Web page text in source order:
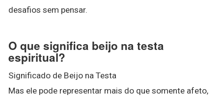
desafios sem pensar.
O que significa beijo na testa
espiritual?
Significado de Beijo na Testa
Mas ele pode representar mais do que somente afeto,